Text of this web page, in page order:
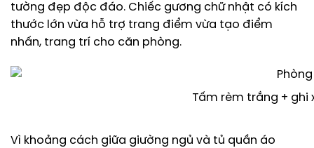
tường đẹp độc đáo. Chiếc gương chữ nhật có kích
thước lớn vừa hỗ trợ trang điểm vừa tạo điểm
nhấn, trang trí cho căn phòng.
Tấm rèm trắng + ghi
Vì khoảng cách giữa giường ngủ và tủ quần áo